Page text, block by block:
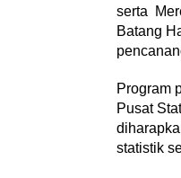
serta
Batang
Program
Pusat
statistik